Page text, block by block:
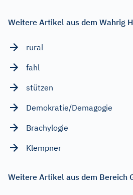
Weitere Artikel aus dem Wahrig
rural
fahl
stützen
Demokratie/Demagogie
Brachylogie
Klempner
Weitere Artikel aus dem Bereich